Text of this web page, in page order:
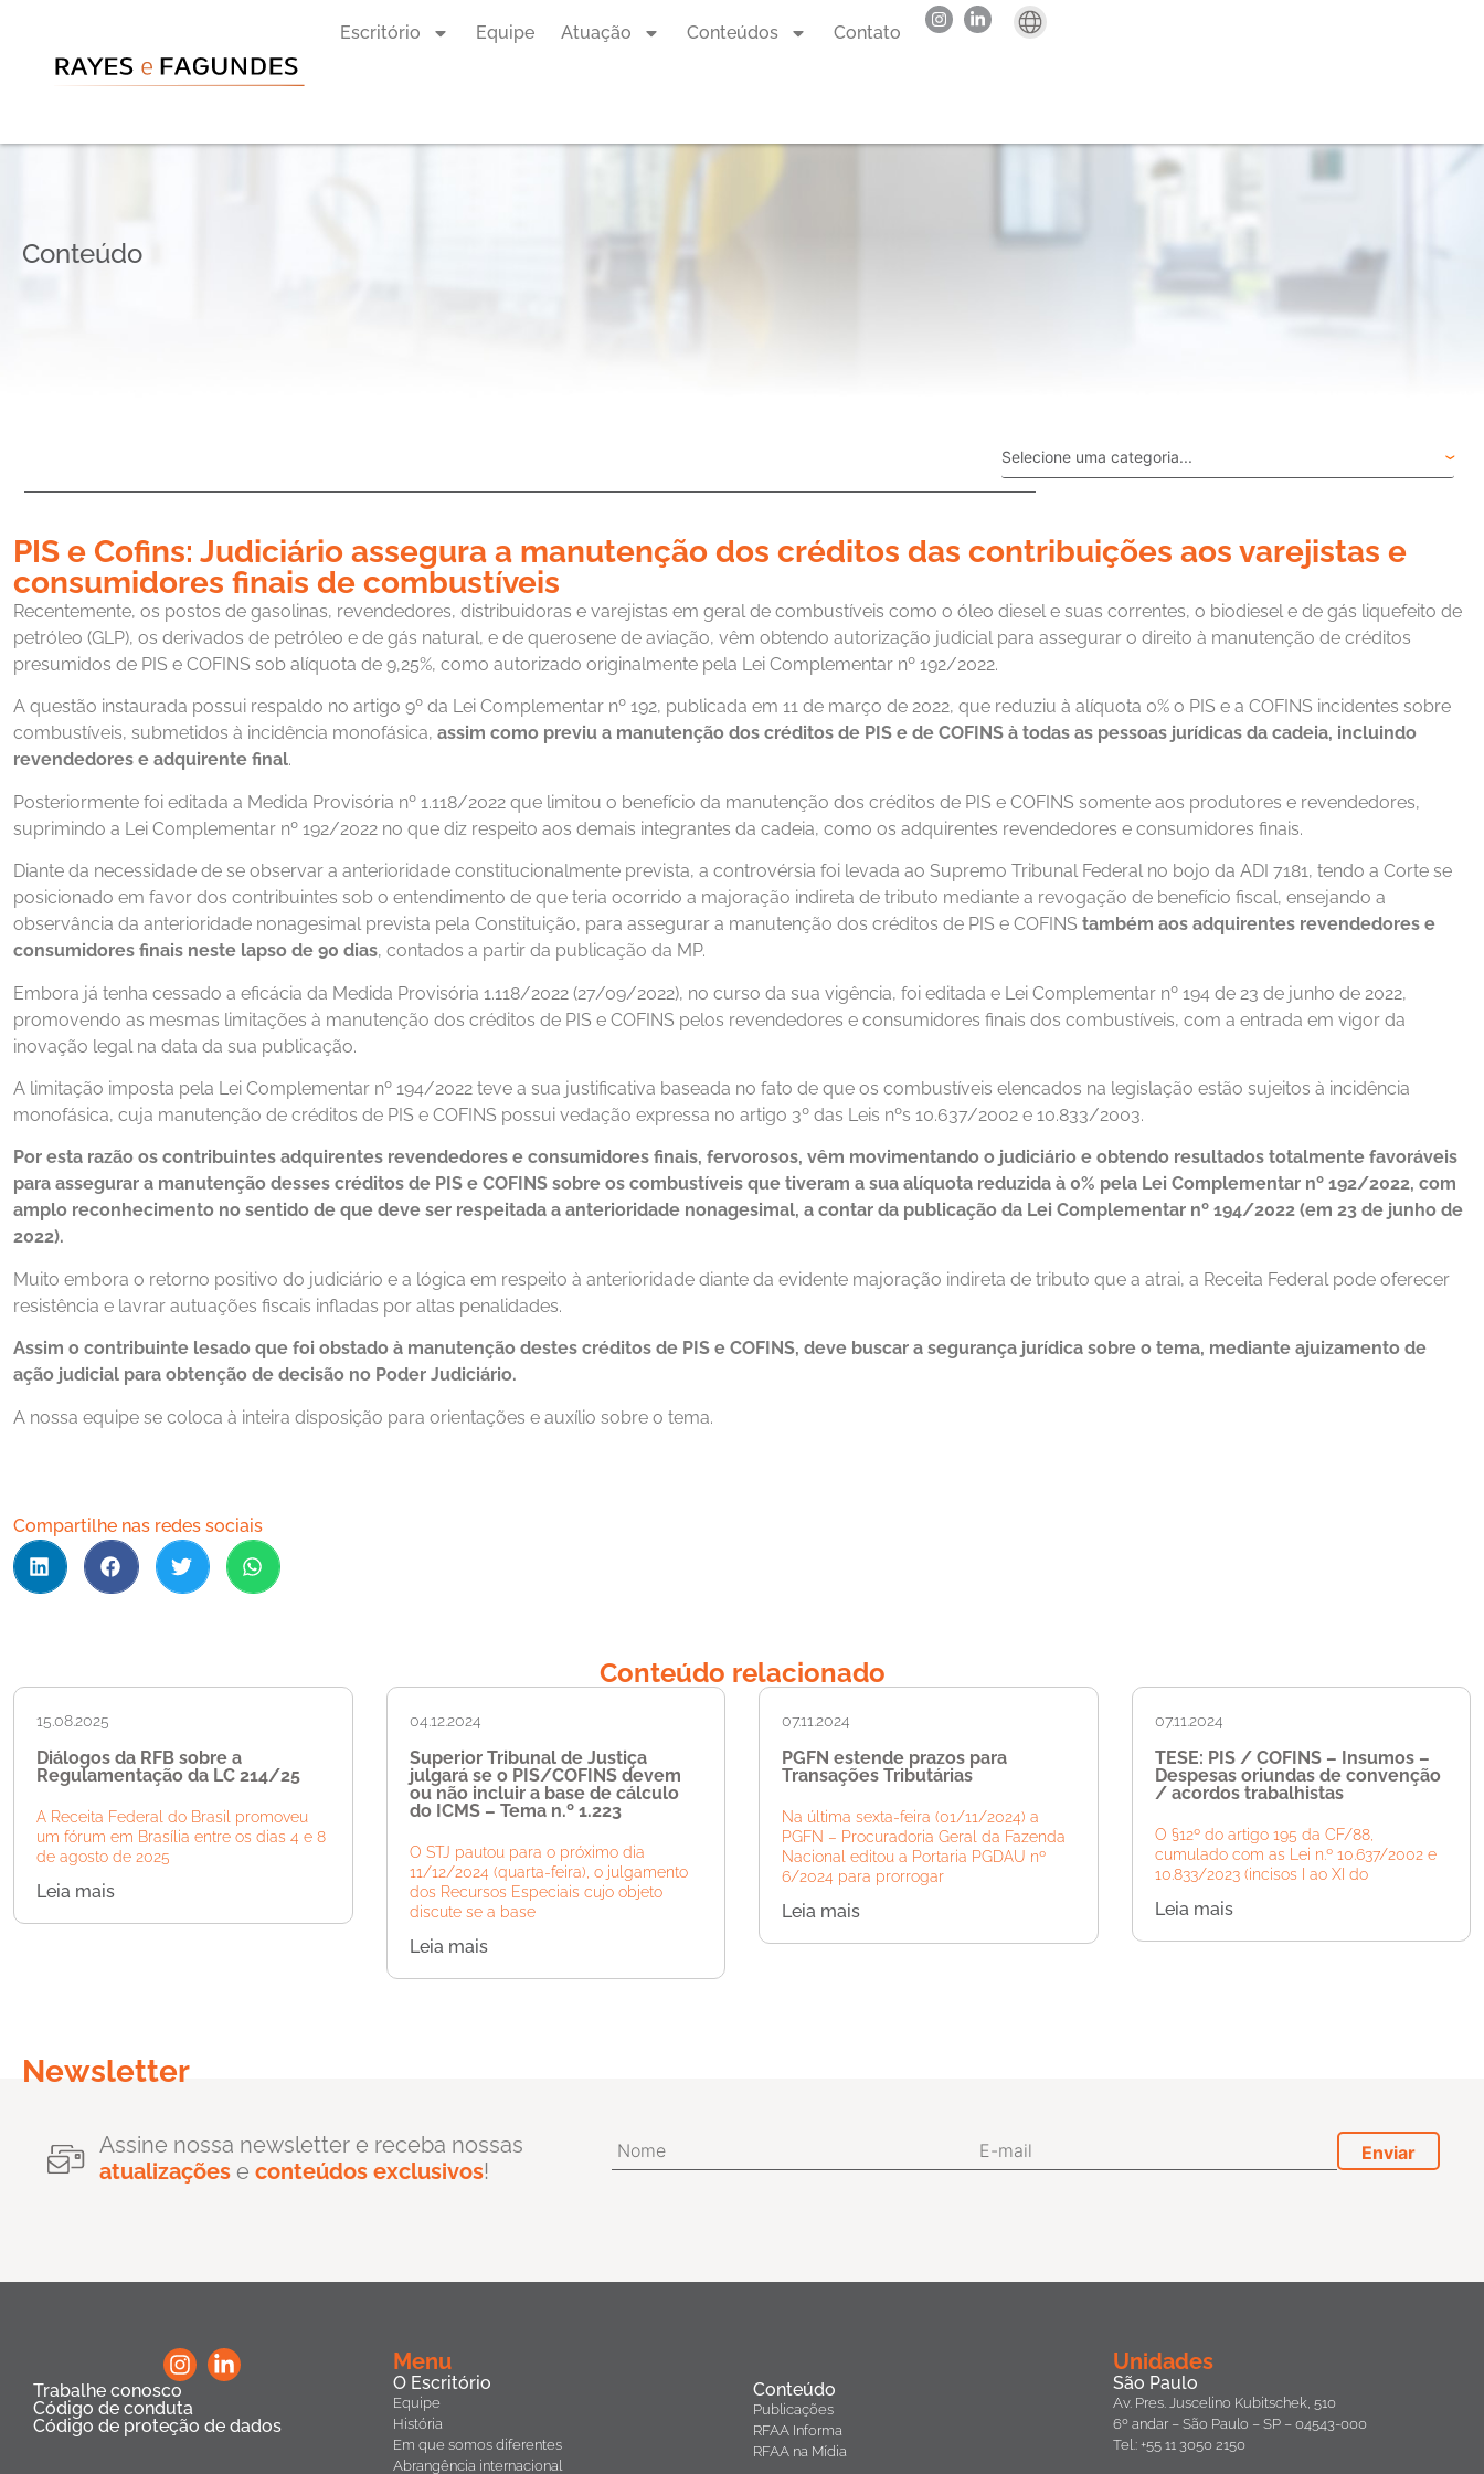
Escritório Equipe Atuação Conteúdos Contato
Conteúdo
PIS e Cofins: Judiciário assegura a manutenção dos créditos das contribuições aos varejistas e
consumidores finais de combustíveis
Recentemente, os postos de gasolinas, revendedores, distribuidoras e varejistas em geral de combustíveis como o óleo diesel e suas correntes, o biodiesel e de gás liquefeito de
petróleo (GLP), os derivados de petróleo e de gás natural, e de querosene de aviação, vêm obtendo autorização judicial para assegurar o direito à manutenção de créditos
presumidos de PIS e COFINS sob alíquota de 9,25%, como autorizado originalmente pela Lei Complementar nº 192/2022.
A questão instaurada possui respaldo no artigo 9º da Lei Complementar nº 192, publicada em 11 de março de 2022, que reduziu à alíquota 0% o PIS e a COFINS incidentes sobre
combustíveis, submetidos à incidência monofásica, assim como previu a manutenção dos créditos de PIS e de COFINS à todas as pessoas jurídicas da cadeia, incluindo
revendedores e adquirente final.
Posteriormente foi editada a Medida Provisória nº 1.118/2022 que limitou o benefício da manutenção dos créditos de PIS e COFINS somente aos produtores e revendedores,
suprimindo a Lei Complementar nº 192/2022 no que diz respeito aos demais integrantes da cadeia, como os adquirentes revendedores e consumidores finais.
Diante da necessidade de se observar a anterioridade constitucionalmente prevista, a controvérsia foi levada ao Supremo Tribunal Federal no bojo da ADI 7181, tendo a Corte se
posicionado em favor dos contribuintes sob o entendimento de que teria ocorrido a majoração indireta de tributo mediante a revogação de benefício fiscal, ensejando a
observância da anterioridade nonagesimal prevista pela Constituição, para assegurar a manutenção dos créditos de PIS e COFINS também aos adquirentes revendedores e
consumidores finais neste lapso de 90 dias, contados a partir da publicação da MP.
Embora já tenha cessado a eficácia da Medida Provisória 1.118/2022 (27/09/2022), no curso da sua vigência, foi editada e Lei Complementar nº 194 de 23 de junho de 2022,
promovendo as mesmas limitações à manutenção dos créditos de PIS e COFINS pelos revendedores e consumidores finais dos combustíveis, com a entrada em vigor da
inovação legal na data da sua publicação.
A limitação imposta pela Lei Complementar nº 194/2022 teve a sua justificativa baseada no fato de que os combustíveis elencados na legislação estão sujeitos à incidência
monofásica, cuja manutenção de créditos de PIS e COFINS possui vedação expressa no artigo 3º das Leis nºs 10.637/2002 e 10.833/2003.
Por esta razão os contribuintes adquirentes revendedores e consumidores finais, fervorosos, vêm movimentando o judiciário e obtendo resultados totalmente favoráveis
para assegurar a manutenção desses créditos de PIS e COFINS sobre os combustíveis que tiveram a sua alíquota reduzida à 0% pela Lei Complementar nº 192/2022, com
amplo reconhecimento no sentido de que deve ser respeitada a anterioridade nonagesimal, a contar da publicação da Lei Complementar nº 194/2022 (em 23 de junho de
2022).
Muito embora o retorno positivo do judiciário e a lógica em respeito à anterioridade diante da evidente majoração indireta de tributo que a atrai, a Receita Federal pode oferecer
resistência e lavrar autuações fiscais infladas por altas penalidades.
Assim o contribuinte lesado que foi obstado à manutenção destes créditos de PIS e COFINS, deve buscar a segurança jurídica sobre o tema, mediante ajuizamento de
ação judicial para obtenção de decisão no Poder Judiciário.
A nossa equipe se coloca à inteira disposição para orientações e auxílio sobre o tema.
Compartilhe nas redes sociais
Conteúdo relacionado
15.08.2025
Diálogos da RFB sobre a
Regulamentação da LC 214/25
A Receita Federal do Brasil promoveu
um fórum em Brasília entre os dias 4 e 8
de agosto de 2025
Leia mais
04.12.2024
Superior Tribunal de Justiça
julgará se o PIS/COFINS devem
ou não incluir a base de cálculo
do ICMS – Tema n.º 1.223
O STJ pautou para o próximo dia
11/12/2024 (quarta-feira), o julgamento
dos Recursos Especiais cujo objeto
discute se a base
Leia mais
07.11.2024
PGFN estende prazos para
Transações Tributárias
Na última sexta-feira (01/11/2024) a
PGFN – Procuradoria Geral da Fazenda
Nacional editou a Portaria PGDAU nº
6/2024 para prorrogar
Leia mais
07.11.2024
TESE: PIS / COFINS – Insumos –
Despesas oriundas de convenção
/ acordos trabalhistas
O §12º do artigo 195 da CF/88,
cumulado com as Lei n.º 10.637/2002 e
10.833/2023 (incisos I ao XI do
Leia mais
Newsletter
Assine nossa newsletter e receba nossas
atualizações e conteúdos exclusivos!
Trabalhe conosco
Código de conduta
Código de proteção de dados
Menu
O Escritório
Equipe
História
Em que somos diferentes
Abrangência internacional
Conteúdo
Publicações
RFAA Informa
RFAA na Mídia
Unidades
São Paulo
Av. Pres. Juscelino Kubitschek, 510
6º andar – São Paulo – SP – 04543-000
Tel.: +55 11 3050 2150